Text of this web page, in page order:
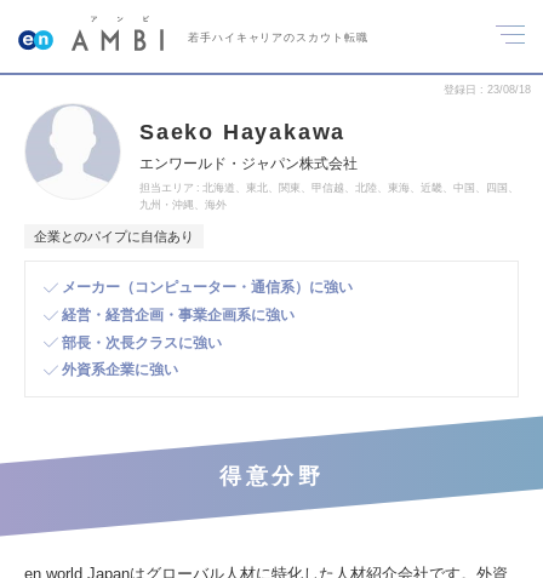
若手ハイキャリアのスカウト転職
登録日 23/08/18
Saeko Hayakawa
エンワールド・ジャパン株式会社
担当エリア
北海道、東北、関東、甲信越、北陸、東海、近畿、中国、四国、
九州・沖縄、海外
企業とのパイプに自信あり
メーカー（コンピューター・通信系）に強い
経営・経営企画・事業企画系に強い
部長・次長クラスに強い
外資系企業に強い
得意分野
en world Japanはグローバル人材に特化した人材紹介会社です。外資